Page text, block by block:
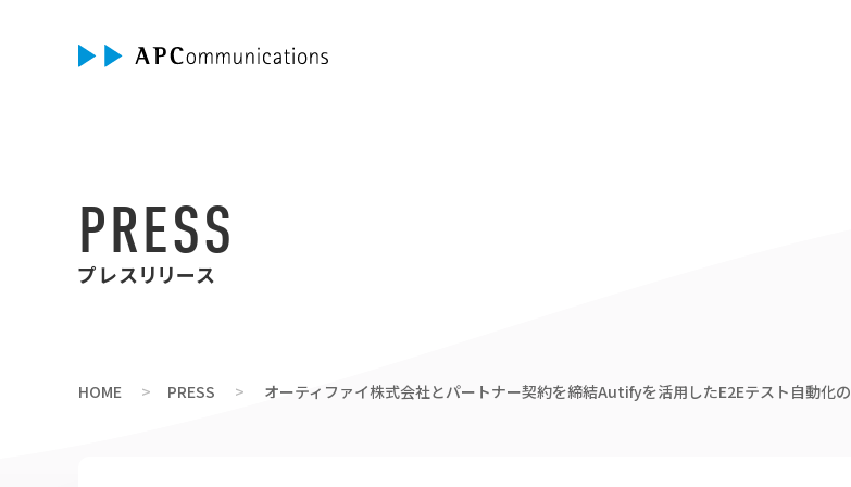
PRESS
プレスリリース
HOME PRESS オーティファイ株式会社とパートナー契約を締結Autifyを活用したE2Eテスト自動化